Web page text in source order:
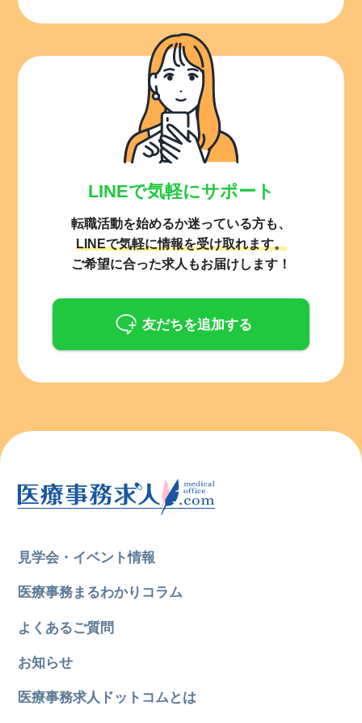
LINEで気軽にサポート
転職活動を始めるか迷っている方も、
LINEで気軽に情報を受け取れます。
ご希望に合った求人もお届けします！
友だちを追加する
見学会・イベント情報
医療事務まるわかりコラム
よくあるご質問
お知らせ
医療事務求人ドットコムとは